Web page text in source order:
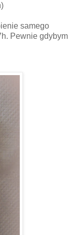
samego
Pewnie gdybym